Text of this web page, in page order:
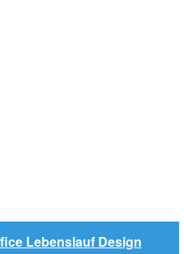
Lebenslauf Design